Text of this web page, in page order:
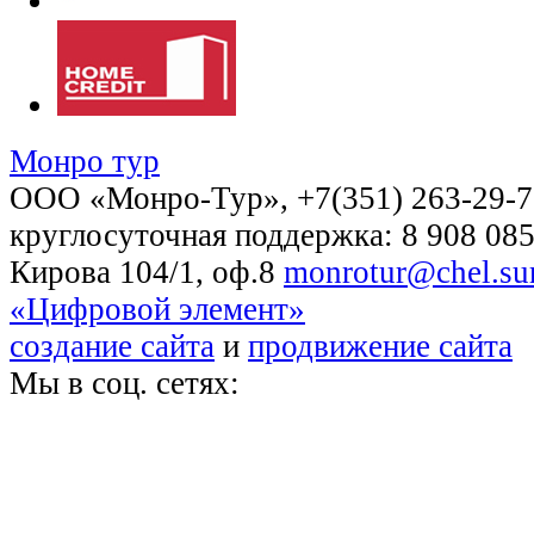
Монро тур
OOO «Монро-Тур», +7(351) 263-29-
круглосуточная поддержка: 8 908
Кирова 104/1, оф.8
«Цифровой элемент»
создание сайта и продвижение сайта
Мы в соц. сетях: